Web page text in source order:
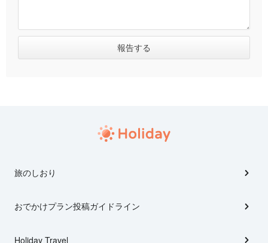
旅のしおり
おでかけプラン投稿ガイドライン
Holiday Travel